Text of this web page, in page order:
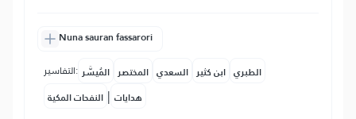
Nuna sauran fassarori
التفاسير: المُيسَّر المختصر السعدي ابن كثير الطبري
النفحات المكية | هدايات